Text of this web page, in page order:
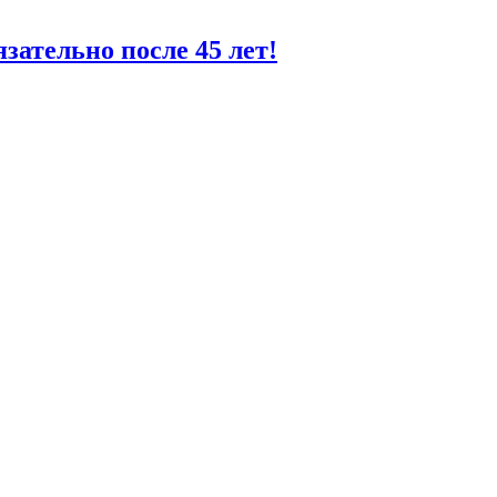
после 45 лет!